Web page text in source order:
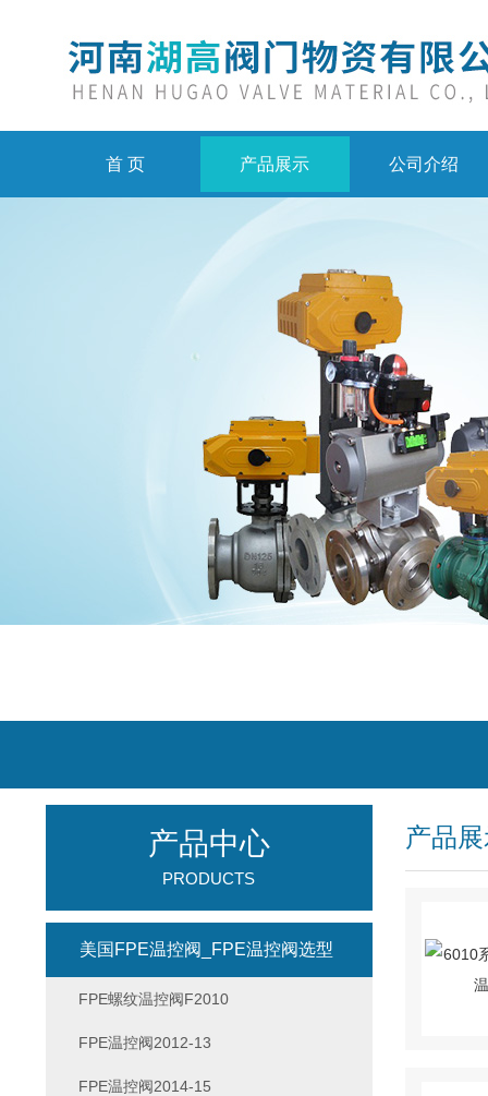
首 页 产品展示 公司介绍
产品
产品中心
PRODUCTS
美国FPE温控阀_FPE温控阀选型
FPE螺纹温控阀F2010
FPE温控阀2012-13
FPE温控阀2014-15